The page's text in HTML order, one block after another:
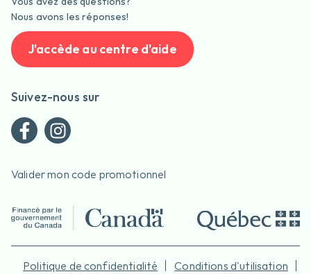
Nous avons les réponses!
J'accède au centre d'aide
Suivez-nous sur
Valider mon code promotionnel
Politique de confidentialité Conditions d'utilisation